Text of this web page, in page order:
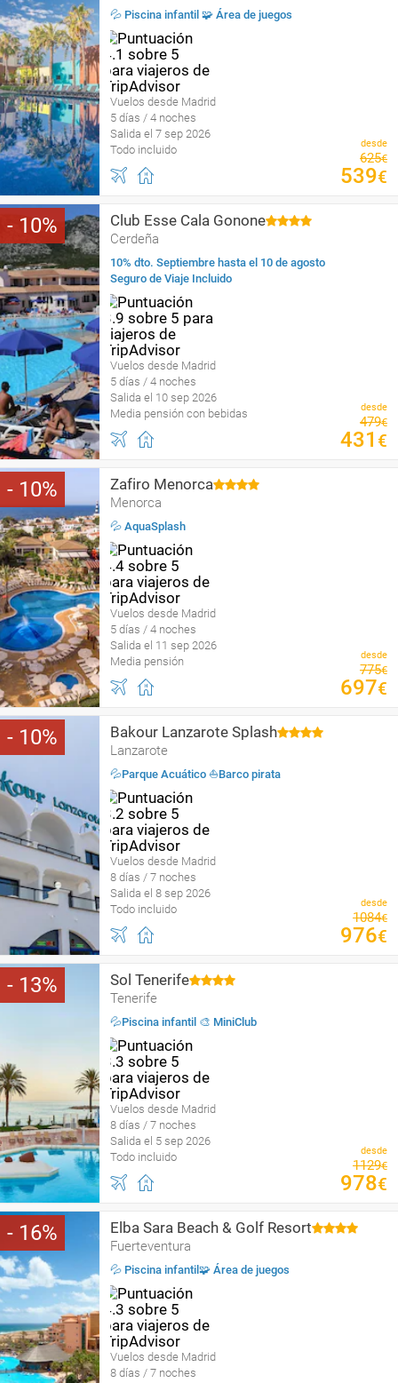
💦 Piscina infantil 🧩 Área de juegos
Vuelos desde Madrid
5 días / 4 noches
Salida el 7 sep 2026
Todo incluido
desde
625€
539€
10 Club Esse Cala Gonone
Cerdeña
10% dto. Septiembre hasta el 10 de agosto
Seguro de Viaje Incluido
Vuelos desde Madrid
5 días / 4 noches
Salida el 10 sep 2026
Media pensión con bebidas
desde
479€
431 €
10 Zafiro Menorca
Menorca
💦 AquaSplash
Vuelos desde Madrid
5 días / 4 noches
Salida el 11 sep 2026
Media pensión
desde
775€
697€
10 Bakour Lanzarote Splash
Lanzarote
💦Parque Acuático ⛵️Barco pirata
Vuelos desde Madrid
8 días / 7 noches
Salida el 8 sep 2026
Todo incluido
desde
1084€
976€
13 Sol Tenerife
Tenerife
💦Piscina infantil 🎨 MiniClub
Vuelos desde Madrid
8 días / 7 noches
Salida el 5 sep 2026
Todo incluido
desde
1129€
978€
16 Elba Sara Beach & Golf Resort
Fuerteventura
💦 Piscina infantil🧩 Área de juegos
Vuelos desde Madrid
8 días / 7 noches